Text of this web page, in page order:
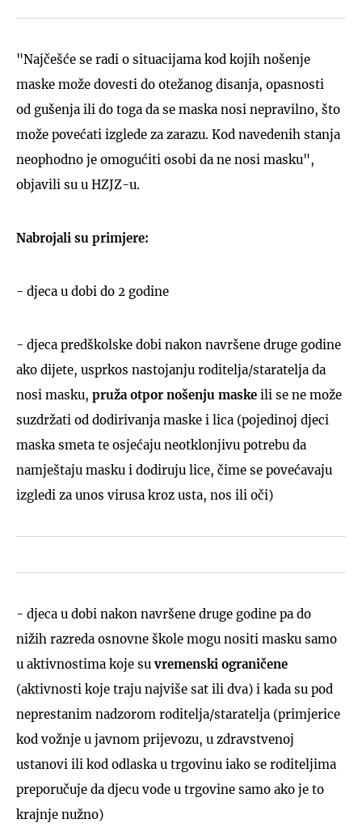
"Najčešće se radi o situacijama kod kojih nošenje
maske može dovesti do otežanog disanja, opasnosti
od gušenja ili do toga da se maska nosi nepravilno, što
može povećati izglede za zarazu. Kod navedenih stanja
neophodno je omogućiti osobi da ne nosi masku",
objavili su u HZJZ-u.
Nabrojali su primjere:
- djeca u dobi do 2 godine
- djeca predškolske dobi nakon navršene druge godine
ako dijete, usprkos nastojanju roditelja/staratelja da
nosi masku, pruža otpor nošenju maske ili se ne može
suzdržati od dodirivanja maske i lica (pojedinoj djeci
maska smeta te osjećaju neotklonjivu potrebu da
namještaju masku i dodiruju lice, čime se povećavaju
izgledi za unos virusa kroz usta, nos ili oči)
- djeca u dobi nakon navršene druge godine pa do
nižih razreda osnovne škole mogu nositi masku samo
u aktivnostima koje suvremenski ograničene
(aktivnosti koje traju najviše sat ili dva) i kada su pod
neprestanim nadzorom roditelja/staratelja (primjerice
kod vožnje u javnom prijevozu, u zdravstvenoj
ustanovi ili kod odlaska u trgovinu iako se roditeljima
preporučuje da djecu vode u trgovine samo ako je to
krajnje nužno)